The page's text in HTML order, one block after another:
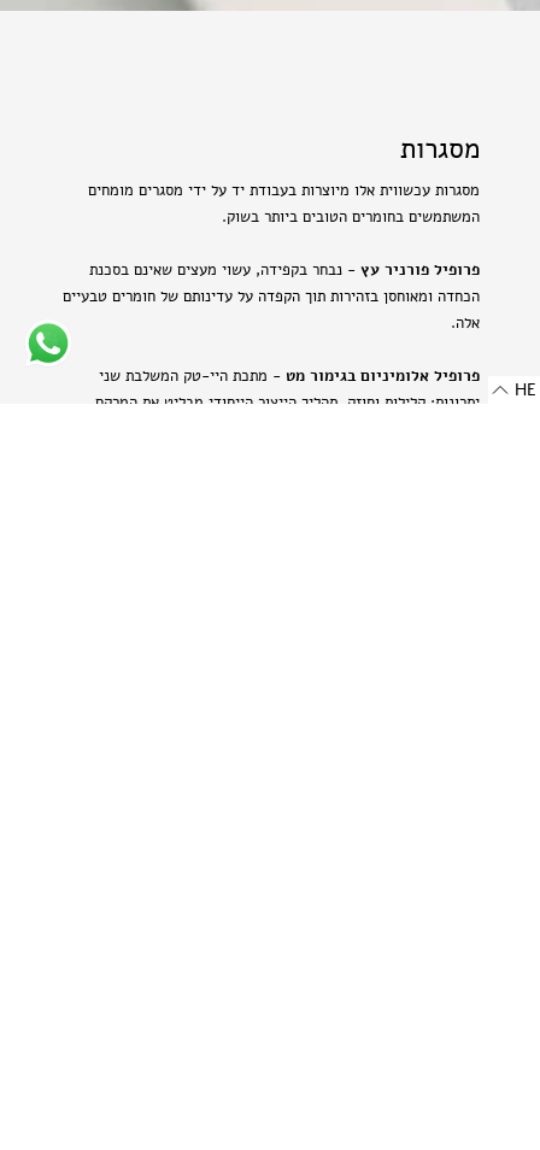
מסגרות
מסגרות עכשווית אלו מיוצרות בעבודת יד על ידי מסגרים מומחים
המשתמשים בחומרים הטובים ביותר בשוק.
פרופיל פורניר עץ - נבחר בקפידה, עשוי מעצים שאינם בסכנת
הכחדה ומאוחסן בזהירות תוך הקפדה על עדינותם של חומרים טבעיים
אלה.
פרופיל אלומיניום בגימור מט - מתכת היי-טק המשלבת שני
יתרונות: קלילות וחוזק. תהליך הייצור הייחודי מבליט את המרקם
HE